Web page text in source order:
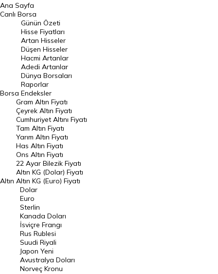
BIST 100 Hisseleri
En Çok Artan Hisseler
En Çok Düşen Hisseler
Hacmi Artanlar
Geçmiş Kapanışlar
Dünya Borsaları
Raporlar
Endeksler
DÖVİZ
Döviz Kuru
Dolar Kuru
Euro Kuru
Pound Kuru
Frank Kuru
Riyal Kuru
Avustralya Doları
Danimarka Kronu Kuru
Ana Sayfa
Canlı Borsa
Borsa
Günün Özeti
Hisse Fiyatları
Artan Hisseler
Düşen Hisseler
Hacmi Artanlar
Adedi Artanlar
Dünya Borsaları
Raporlar
Endeksler
Altın
Gram Altın Fiyatı
Çeyrek Altın Fiyatı
Cumhuriyet Altını Fiyatı
Tam Altın Fiyatı
Yarım Altın Fiyatı
Has Altın Fiyatı
Ons Altın Fiyatı
22 Ayar Bilezik Fiyatı
Altın KG (Dolar) Fiyatı
Altın KG (Euro) Fiyatı
Dolar
Euro
Sterlin
Kanada Doları
İsviçre Frangı
Rus Rublesi
Suudi Riyali
Japon Yeni
Avustralya Doları
Norveç Kronu